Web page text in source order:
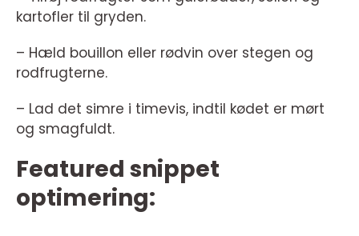
kartofler til gryden.
– Hæld bouillon eller rødvin over stegen og
rodfrugterne.
– Lad det simre i timevis, indtil kødet er mørt
og smagfuldt.
Featured snippet
optimering: